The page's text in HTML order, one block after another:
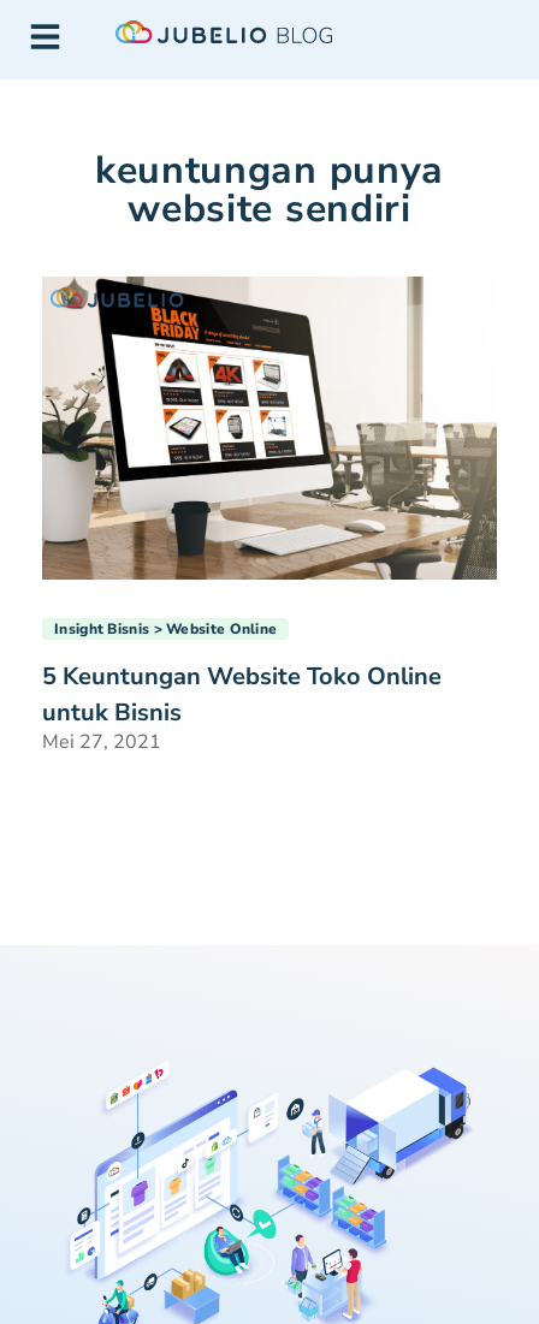
keuntungan punya
website sendiri
Insight Bisnis Website Online
5 Keuntungan Website Toko Online
untuk Bisnis
Mei 27, 2021